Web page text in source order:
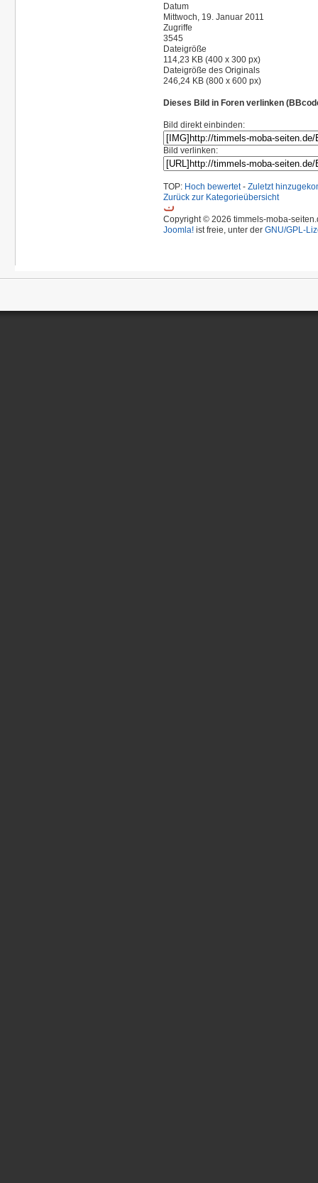
Datum
Mittwoch, 19. Januar 2011
Zugriffe
3545
Dateigröße
114,23 KB (400 x 300 px)
Dateigröße des Originals
246,24 KB (800 x 600 px)
Dieses Bild in Foren verlinken
Bild direkt einbinden:
Bild verlinken:
TOP: Hoch bewertet- Zuletzt
Zurück zur Kategorieübersicht
Copyright © 2026 timmels-moba-
Joomla! ist freie, unter der GNU/GPL-